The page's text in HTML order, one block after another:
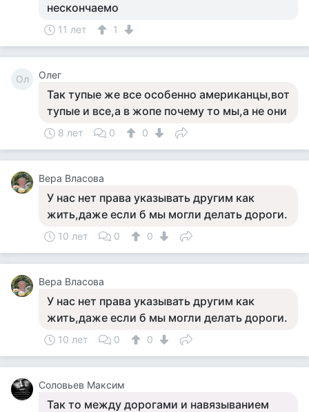
нескончаемо
11 лет 1
Ол Олег
Так тупые же все особенно американцы,вот
тупые и все,а в жопе почему то мы,а не они
8 лет 0 0
Вера Власова
У нас нет права указывать другим как
жить,даже если б мы могли делать дороги.
10 лет 0 0
Вера Власова
У нас нет права указывать другим как
жить,даже если б мы могли делать дороги.
10 лет 0 0
Соловьев Максим
Так то между дорогами и навязыванием